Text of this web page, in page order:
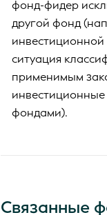
фонд-фидер
другой фонд
инвестиционной
ситуация
применимым
фондами).
Связанные